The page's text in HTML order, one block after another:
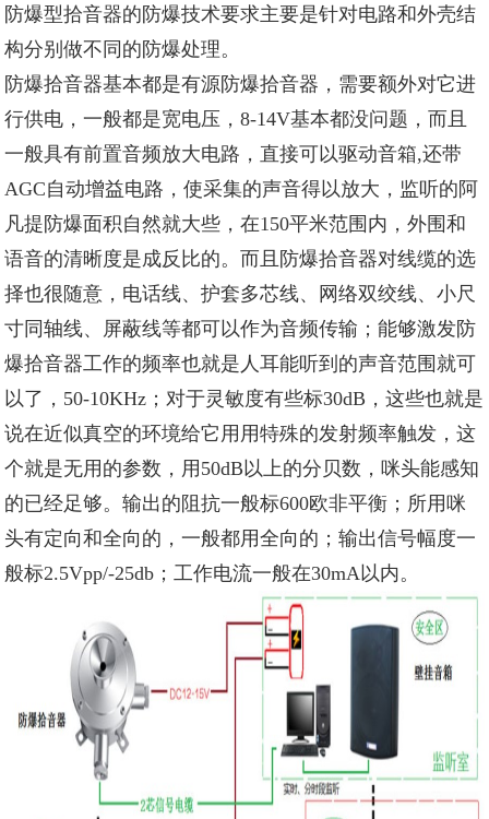
防爆型拾音器的防爆技术要求主要是针对电路和外壳结
构分别做不同的防爆处理。
防爆拾音器基本都是有源防爆拾音器，需要额外对它进
行供电，一般都是宽电压，8-14V基本都没问题，而且
一般具有前置音频放大电路，直接可以驱动音箱,还带
AGC自动增益电路，使采集的声音得以放大，监听的 阿
凡提防爆面积自然就大些，在150平米范围内，外围和
语音的清晰度是成反比的。而且防爆拾音器对线缆的选
择也很随意，电话线、护套多芯线、网络双绞线、小尺
寸同轴线、屏蔽线等都可以作为音频传输；能够激发防
爆拾音器工作的频率也就是人耳能听到的声音范围就可
以了，50-10KHz；对于灵敏度有些标30dB，这些也就是
说在近似真空的环境给它用用特殊的发射频率触发，这
个就是无用的参数，用50dB以上的分贝数，咪头能感知
的已经足够。输出的阻抗一般标600欧非平衡；所用咪
头有定向和全向的，一般都用全向的；输出信号幅度一
般标2.5Vpp/-25db；工作电流一般在30mA以内。